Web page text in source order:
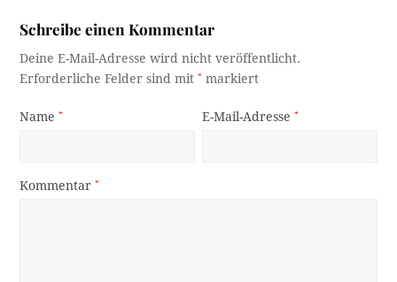
Schreibe einen Kommentar
Deine E-Mail-Adresse wird nicht veröffentlicht.
Erforderliche Felder sind mit* markiert
Name* E-Mail-Adresse*
Kommentar*